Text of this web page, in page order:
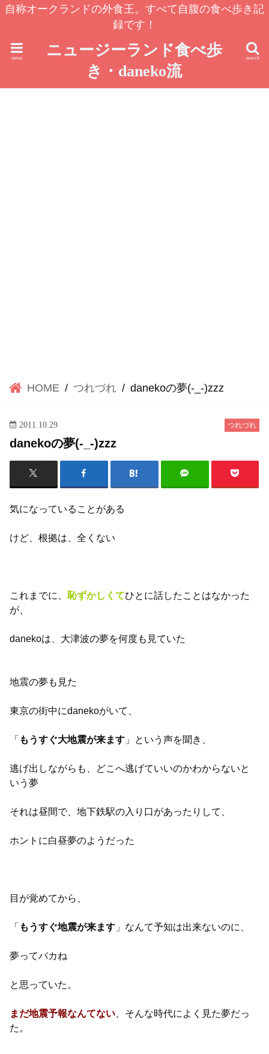
自称オークランドの外食王。すべて自腹の食べ歩き記
録です！
ニュージーランド食べ歩
き・daneko流
search
menu
HOME つれづれ danekoの夢(-_-)zzz
つれづれ
2011.10.29
danekoの夢(-_-)zzz
気になっていることがある
けど、根拠は、全くない
これまでに、恥ずかしくてひとに話したことはなかった
が、
danekoは、大津波の夢を何度も見ていた
地震の夢も見た
東京の街中にdanekoがいて、
「 もうすぐ大地震が来ます 」という声を聞き、
逃げ出しながらも、どこへ逃げていいのかわからないと
いう夢
それは昼間で、地下鉄駅の入り口があったりして、
ホントに白昼夢のようだった
目が覚めてから、
「 もうすぐ地震が来ます 」なんて予知は出来ないのに、
夢ってバカね
と思っていた。
まだ地震予報なんてない 、そんな時代によく見た夢だっ
た。